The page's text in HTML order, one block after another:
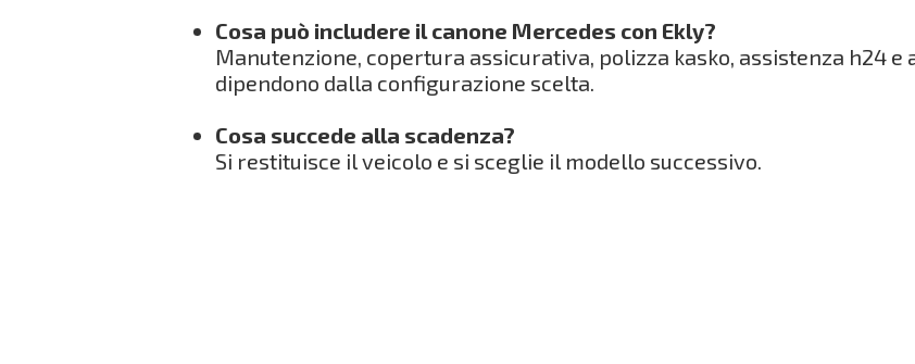
Cosa può includere il canone Mercedes con Ekly?
Manutenzione, copertura assicurativa, polizza kasko, assistenza h24 e
dipendono dalla configurazione scelta.
Cosa succede alla scadenza?
Si restituisce il veicolo e si sceglie il modello successivo.